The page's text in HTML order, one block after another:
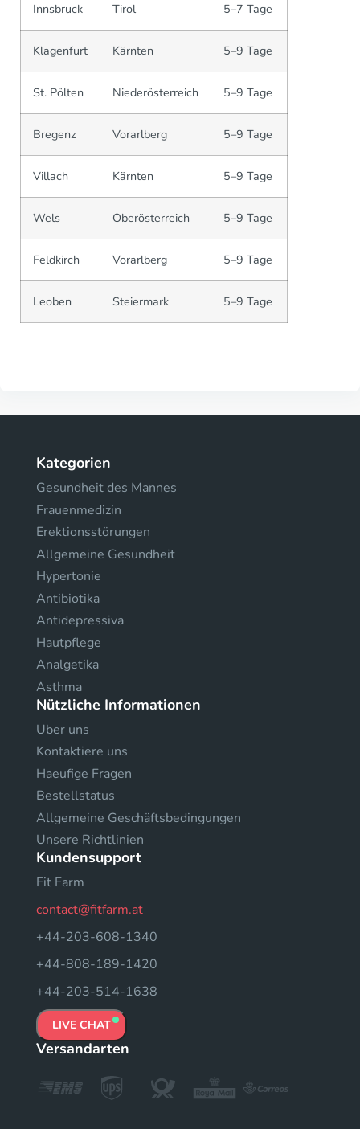
Innsbruck Tirol 5–7 Tage
Klagenfurt Kärnten 5–9 Tage
St. Pölten Niederösterreich 5–9 Tage
Bregenz Vorarlberg 5–9 Tage
Villach Kärnten 5–9 Tage
Wels Oberösterreich 5–9 Tage
Feldkirch Vorarlberg 5–9 Tage
Leoben Steiermark 5–9 Tage
Kategorien
Gesundheit des Mannes
Frauenmedizin
Erektionsstörungen
Allgemeine Gesundheit
Hypertonie
Antibiotika
Antidepressiva
Hautpflege
Analgetika
Asthma
Nützliche Informationen
Uber uns
Kontaktiere uns
Haeufige Fragen
Bestellstatus
Allgemeine Geschäftsbedingungen
Unsere Richtlinien
Kundensupport
Fit Farm
contact@fitfarm.at
+44-203-608-1340
+44-808-189-1420
+44-203-514-1638
LIVE CHAT
Versandarten